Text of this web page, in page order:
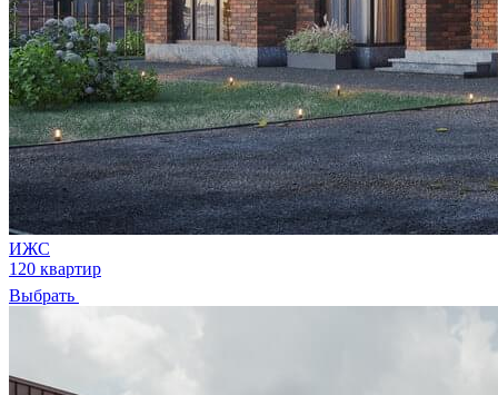
ИЖС
120 квартир
Выбрать